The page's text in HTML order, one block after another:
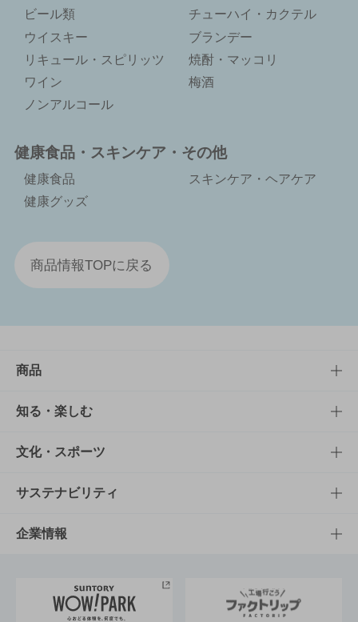
ビール類
チューハイ・カクテル
ウイスキー
ブランデー
リキュール・スピリッツ
焼酎・マッコリ
ワイン
梅酒
ノンアルコール
健康食品・スキンケア・その他
健康食品
スキンケア・ヘアケア
健康グッズ
商品情報TOPに戻る
商品
商品TOP
商品一覧
商品発売情報
栄養成分一覧
知る・楽しむ
知る・楽しむTOP
キャンペーン
工場見学
地域情報
文化・スポーツ
文化・スポーツTOP
サントリーホール
サントリーサンバーズ大阪
サステナビリティ
サステナビリティTOP
サントリーが考えるサステナビリティ経営
企業情報
企業概要